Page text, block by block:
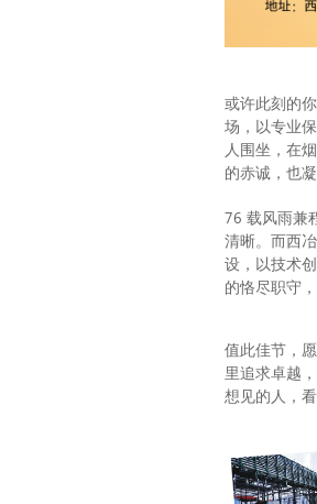
或许此刻的
场，以专业
人围坐，在
的赤诚，也
76 载风雨兼
清晰。而西
设，以技术
的恪尽职守
值此佳节，
里追求卓越
想见的人，